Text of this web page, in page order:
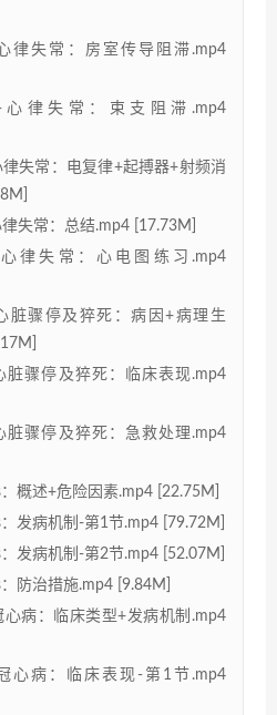
律失常：房室传导阻滞.mp4
心律失常：束支阻滞.mp4
失常：电复律+起搏器+射频消
失常：总结.mp4 [17.73M]
律失常：心电图练习.mp4
脏骤停及猝死：病因+病理生
脏骤停及猝死：临床表现.mp4
脏骤停及猝死：急救处理.mp4
概述+危险因素.mp4 [22.75M]
发病机制-第1节.mp4 [79.72M]
发病机制-第2节.mp4 [52.07M]
防治措施.mp4 [9.84M]
心病：临床类型+发病机制.mp4
心病：临床表现-第1节.mp4